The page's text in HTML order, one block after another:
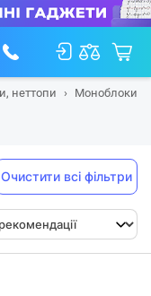
неттопи Моноблоки
Очистити всі фільтри